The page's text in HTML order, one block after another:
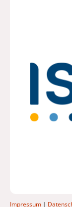
Impressum |